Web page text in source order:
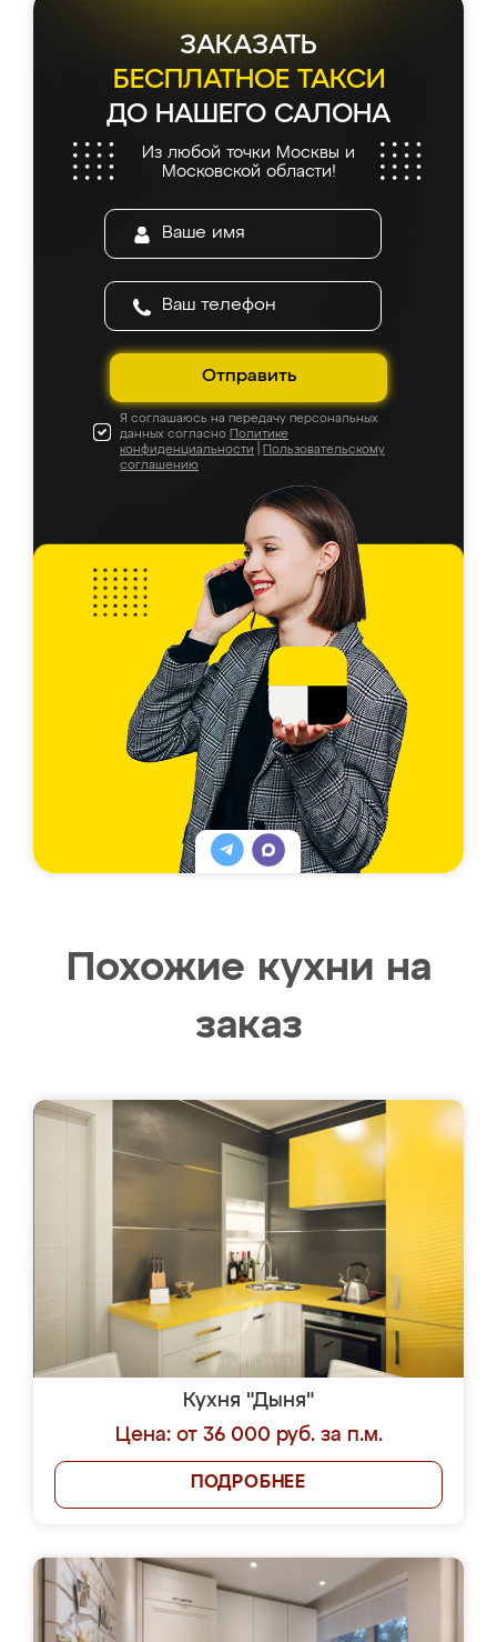
ЗАКАЗАТЬ
БЕСПЛАТНОЕ ТАКСИ
ДО НАШЕГО САЛОНА
Из любой точки Москвы и
Московской области!
Отправить
Я соглашаюсь на передачу персональных
данных согласно Политике
конфиденциальности
Пользовательскому
соглашению
Похожие кухни на
заказ
Кухня "Дыня"
Цена: от 36 000 руб. за п.м.
ПОДРОБНЕЕ